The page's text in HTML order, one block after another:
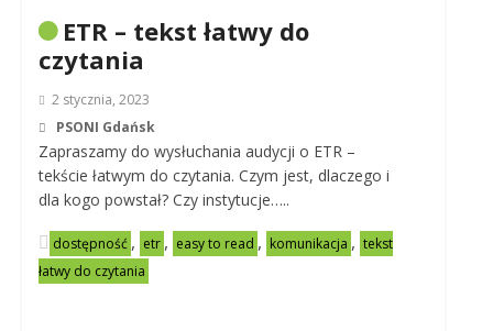
ETR – tekst łatwy do
czytania
2 stycznia, 2023
PSONI Gdańsk
Zapraszamy do wysłuchania audycji o ETR –
tekście łatwym do czytania. Czym jest, dlaczego i
dla kogo powstał? Czy instytucje…..
dostępność , etr , easy to read , komunikacja , tekst
łatwy do czytania